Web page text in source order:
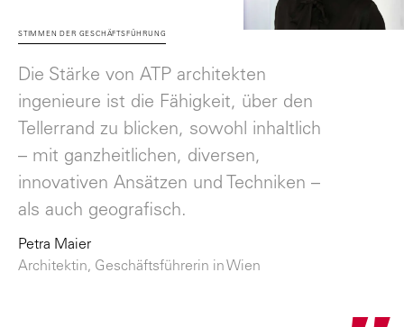
STIMMEN DER GESCHÄFTSFÜHRUNG
Die Stärke von ATP architekten
ingenieure ist die Fähigkeit, über den
Tellerrand zu blicken, sowohl inhaltlich
– mit ganzheitlichen, diversen,
innovativen Ansätzen und Techniken –
als auch geografisch.
Petra Maier
Architektin, Geschäftsführerin in Wien